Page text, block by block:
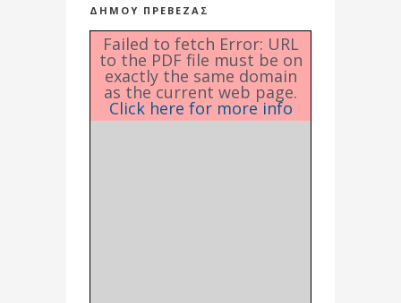
ΔΗΜΟΥ ΠΡΕΒΕΖΑΣ
Failed to fetch Error: URL
to the PDF file must be on
exactly the same domain
as the current web page.
Click here for more info